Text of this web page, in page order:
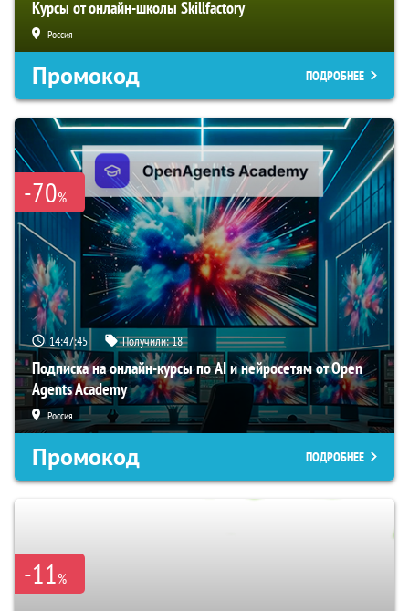
Курсы от онлайн-школы Skillfactory
Россия
Промокод ПОДРОБНЕЕ
-70%
14:47:43 Получили:18
Подписка на онлайн-курсы по AI и нейросетям от Open
Agents Academy
Россия
Промокод ПОДРОБНЕЕ
-11%